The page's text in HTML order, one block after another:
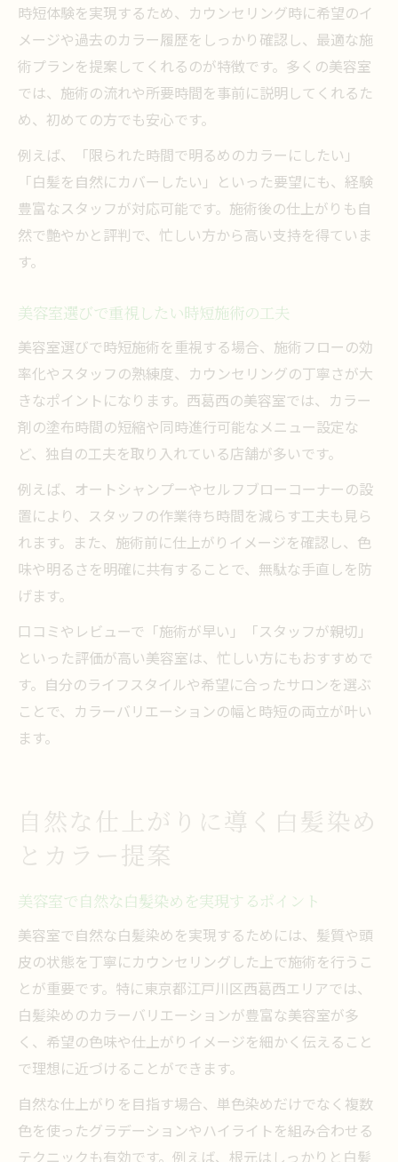
時短体験を実現するため、カウンセリング時に希望のイ
メージや過去のカラー履歴をしっかり確認し、最適な施
術プランを提案してくれるのが特徴です。多くの美容室
では、施術の流れや所要時間を事前に説明してくれるた
め、初めての方でも安心です。
例えば、「限られた時間で明るめのカラーにしたい」
「白髪を自然にカバーしたい」といった要望にも、経験
豊富なスタッフが対応可能です。施術後の仕上がりも自
然で艶やかと評判で、忙しい方から高い支持を得ていま
す。
美容室選びで重視したい時短施術の工夫
美容室選びで時短施術を重視する場合、施術フローの効
率化やスタッフの熟練度、カウンセリングの丁寧さが大
きなポイントになります。西葛西の美容室では、カラー
剤の塗布時間の短縮や同時進行可能なメニュー設定な
ど、独自の工夫を取り入れている店舗が多いです。
例えば、オートシャンプーやセルフブローコーナーの設
置により、スタッフの作業待ち時間を減らす工夫も見ら
れます。また、施術前に仕上がりイメージを確認し、色
味や明るさを明確に共有することで、無駄な手直しを防
げます。
口コミやレビューで「施術が早い」「スタッフが親切」
といった評価が高い美容室は、忙しい方にもおすすめで
す。自分のライフスタイルや希望に合ったサロンを選ぶ
ことで、カラーバリエーションの幅と時短の両立が叶い
ます。
自然な仕上がりに導く白髪染め
とカラー提案
美容室で自然な白髪染めを実現するポイント
美容室で自然な白髪染めを実現するためには、髪質や頭
皮の状態を丁寧にカウンセリングした上で施術を行うこ
とが重要です。特に東京都江戸川区西葛西エリアでは、
白髪染めのカラーバリエーションが豊富な美容室が多
く、希望の色味や仕上がりイメージを細かく伝えること
で理想に近づけることができます。
自然な仕上がりを目指す場合、単色染めだけでなく複数
色を使ったグラデーションやハイライトを組み合わせる
テクニックも有効です。例えば、根元はしっかりと白髪